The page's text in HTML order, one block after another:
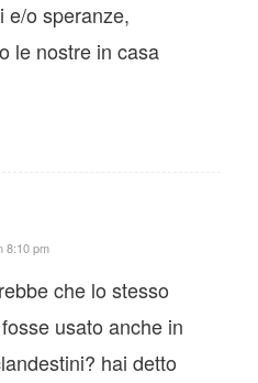
e/o speranze,
le nostre in casa
8:10 pm
che lo stesso
usato anche in
hai detto